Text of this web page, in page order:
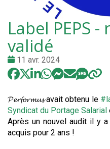
Label PEPS
validé
Date
:
11 avr. 2024
𝓟𝓮𝓻𝓯𝓸𝓻𝓶𝓾𝓼 avait obtenu le
Syndicat du Portage Salarial
Après un nouvel audit il y
acquis pour 2 ans !